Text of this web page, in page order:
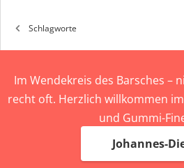
Schlagworte
Im Wendekreis des Barsches –
recht oft. Herzlich willkommen
und Gummi-
Johannes-